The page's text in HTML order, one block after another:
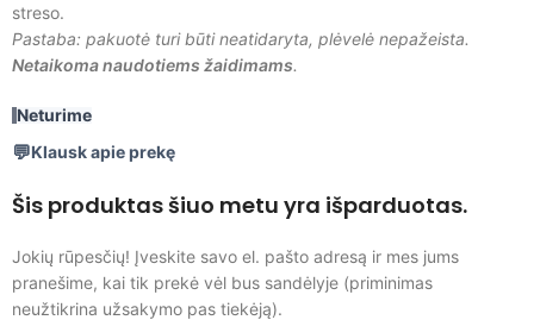
streso.
Pastaba: pakuotė turi būti neatidaryta, plėvelė nepažeista.
Netaikoma naudotiems žaidimams.
Neturime
Klausk apie prekę
Šis produktas šiuo metu yra išparduotas.
Jokių rūpesčių! Įveskite savo el. pašto adresą ir mes jums
pranešime, kai tik prekė vėl bus sandėlyje (priminimas
neužtikrina užsakymo pas tiekėją).